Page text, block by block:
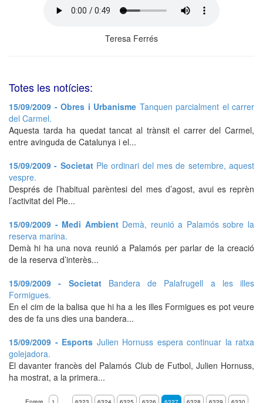
Teresa Ferrés
Totes les notícies:
15/09/2009 - Obres i Urbanisme Tanquen parcialment el carrer
del Carmel.
Aquesta tarda ha quedat tancat al trànsit el carrer del Carmel,
entre avinguda de Catalunya i el...
15/09/2009 - Societat Ple ordinari del mes de setembre, aquest
vespre.
Després de l’habitual parèntesi del mes d’agost, avui es reprèn
l’activitat del Ple...
15/09/2009 - Medi Ambient Demà, reunió a Palamós sobre la
reserva marina.
Demà hi ha una nova reunió a Palamós per parlar de la creació
de la reserva d’interès...
15/09/2009 - Societat Bandera de Palafrugell a les illes
Formigues.
En el cim de la balisa que hi ha a les illes Formigues es pot veure
des de fa uns dies una bandera...
15/09/2009 - Esports Julien Hornuss espera continuar la ratxa
golejadora.
El davanter francès del Palamós Club de Futbol, Julien Hornuss,
ha mostrat, a la primera...